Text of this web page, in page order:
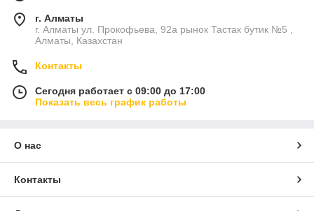
г. Алматы
г. Алматы ул. Прокофьева, 92а рынок Тастак бутик №5 ,
Алматы, Казахстан
Контакты
Сегодня работает с 09:00 до 17:00
Показать весь график работы
О нас
Контакты